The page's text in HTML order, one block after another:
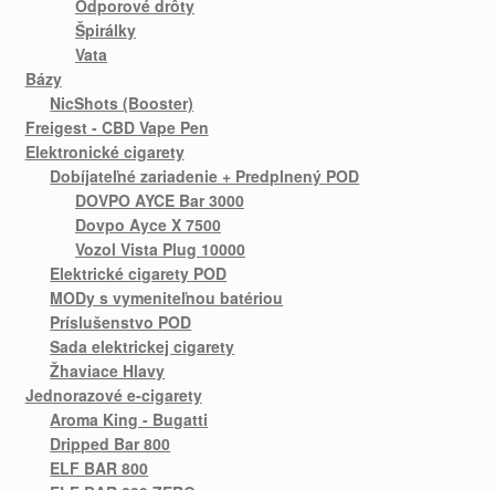
Odporové drôty
Špirálky
Vata
Bázy
NicShots (Booster)
Freigest - CBD Vape Pen
Elektronické cigarety
Dobíjateľné zariadenie + Predplnený POD
DOVPO AYCE Bar 3000
Dovpo Ayce X 7500
Vozol Vista Plug 10000
Elektrické cigarety POD
MODy s vymeniteľnou batériou
Príslušenstvo POD
Sada elektrickej cigarety
Žhaviace Hlavy
Jednorazové e-cigarety
Aroma King - Bugatti
Dripped Bar 800
ELF BAR 800